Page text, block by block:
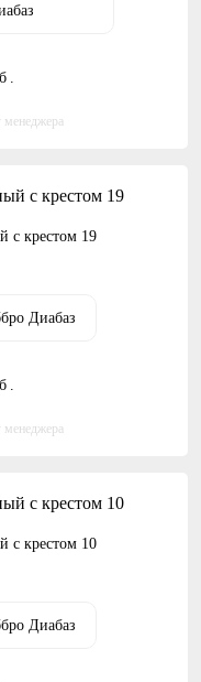
менеджера
с крестом 19
Диабаз
менеджера
с крестом 10
Диабаз